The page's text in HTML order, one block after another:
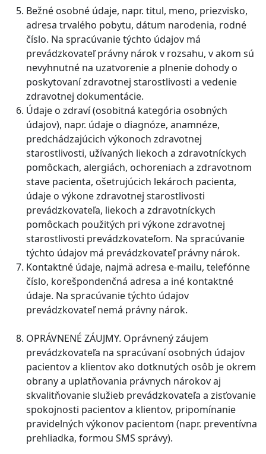
Bežné osobné údaje, napr. titul, meno, priezvisko,
adresa trvalého pobytu, dátum narodenia, rodné
číslo. Na spracúvanie týchto údajov má
prevádzkovateľ právny nárok v rozsahu, v akom sú
nevyhnutné na uzatvorenie a plnenie dohody o
poskytovaní zdravotnej starostlivosti a vedenie
zdravotnej dokumentácie.
Údaje o zdraví (osobitná kategória osobných
údajov), napr. údaje o diagnóze, anamnéze,
predchádzajúcich výkonoch zdravotnej
starostlivosti, užívaných liekoch a zdravotníckych
pomôckach, alergiách, ochoreniach a zdravotnom
stave pacienta, ošetrujúcich lekároch pacienta,
údaje o výkone zdravotnej starostlivosti
prevádzkovateľa, liekoch a zdravotníckych
pomôckach použitých pri výkone zdravotnej
starostlivosti prevádzkovateľom. Na spracúvanie
týchto údajov má prevádzkovateľ právny nárok.
Kontaktné údaje, najmä adresa e-mailu, telefónne
číslo, korešpondenčná adresa a iné kontaktné
údaje. Na spracúvanie týchto údajov
prevádzkovateľ nemá právny nárok.
OPRÁVNENÉ ZÁUJMY. Oprávnený záujem
prevádzkovateľa na spracúvaní osobných údajov
pacientov a klientov ako dotknutých osôb je okrem
obrany a uplatňovania právnych nárokov aj
skvalitňovanie služieb prevádzkovateľa a zisťovanie
spokojnosti pacientov a klientov, pripomínanie
pravidelných výkonov pacientom (napr. preventívna
prehliadka, formou SMS správy).